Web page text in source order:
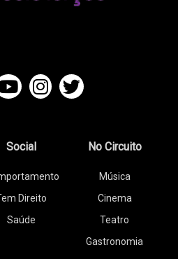
Social
Direito
Saúde
No Circuito
Música
Cinema
Teatro
Gastronomia